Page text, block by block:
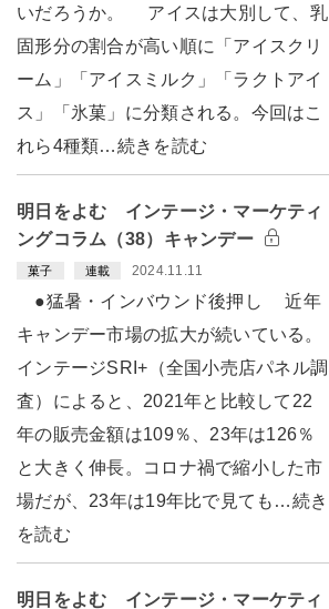
いだろうか。 アイスは大別して、乳
固形分の割合が高い順に「アイスクリ
ーム」「アイスミルク」「ラクトアイ
ス」「氷菓」に分類される。今回はこ
れら4種類…続きを読む
明日をよむ インテージ・マーケティ
ングコラム（38）キャンデー
菓子 連載 2024.11.11
●猛暑・インバウンド後押し 近年
キャンデー市場の拡大が続いている。
インテージSRI+（全国小売店パネル調
査）によると、2021年と比較して22
年の販売金額は109％、23年は126％
と大きく伸長。コロナ禍で縮小した市
場だが、23年は19年比で見ても…続き
を読む
明日をよむ インテージ・マーケティ